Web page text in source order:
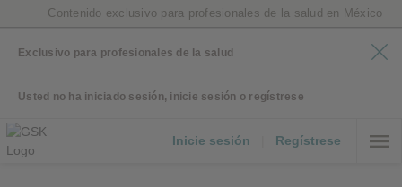
Contenido exclusivo para profesionales de la salud en México
Exclusivo para profesionales de la salud
Usted no ha iniciado sesión, inicie sesión o regístrese
Inicie sesión Regístrese